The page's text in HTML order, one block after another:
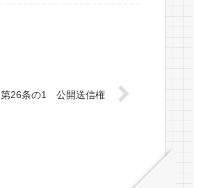
第26条の1 公開送信権